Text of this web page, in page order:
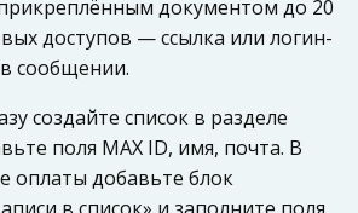
документом до 20
доступов — ссылка или логин-
сообщении.
создайте список в разделе
поля MAX ID, имя, почта. В
оплаты добавьте блок
в список» и заполните поля